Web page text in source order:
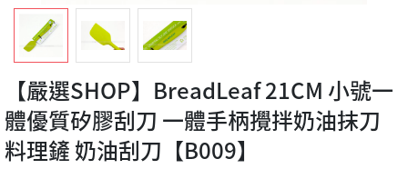
【嚴選SHOP】BreadLeaf 21CM 小號一
體優質矽膠刮刀 一體手柄攪拌奶油抹刀
料理鏟 奶油刮刀【B009】